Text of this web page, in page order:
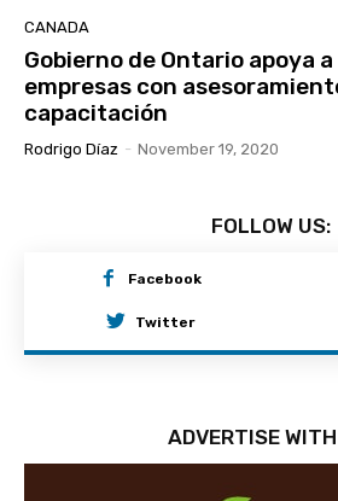
CANADA
Gobierno de Ontario apoya
empresas con
capacitación
Rodrigo Díaz - November 19, 2020
FOLLOW US:
Facebook
Twitter
ADVERTISE